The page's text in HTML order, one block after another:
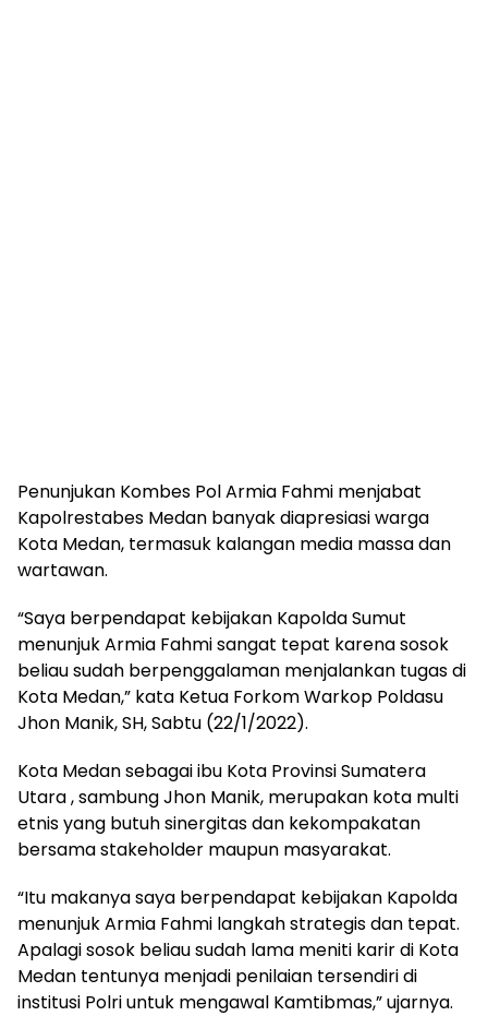
Penunjukan Kombes Pol Armia Fahmi menjabat
Kapolrestabes Medan banyak diapresiasi warga
Kota Medan, termasuk kalangan media massa dan
wartawan.
“Saya berpendapat kebijakan Kapolda Sumut
menunjuk Armia Fahmi sangat tepat karena sosok
beliau sudah berpenggalaman menjalankan tugas di
Kota Medan,” kata Ketua Forkom Warkop Poldasu
Jhon Manik, SH, Sabtu (22/1/2022).
Kota Medan sebagai ibu Kota Provinsi Sumatera
Utara , sambung Jhon Manik, merupakan kota multi
etnis yang butuh sinergitas dan kekompakatan
bersama stakeholder maupun masyarakat.
“Itu makanya saya berpendapat kebijakan Kapolda
menunjuk Armia Fahmi langkah strategis dan tepat.
Apalagi sosok beliau sudah lama meniti karir di Kota
Medan tentunya menjadi penilaian tersendiri di
institusi Polri untuk mengawal Kamtibmas,” ujarnya.